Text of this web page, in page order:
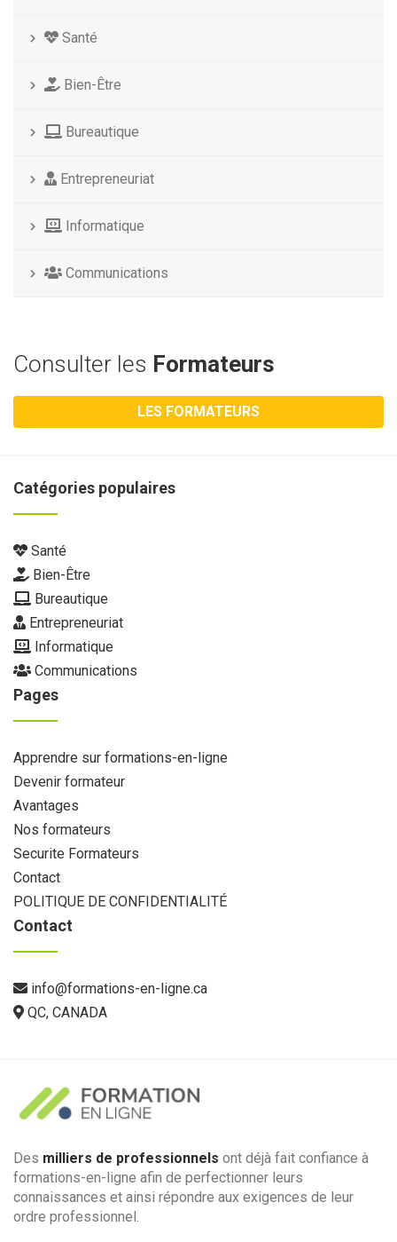
Santé
Bien-Être
Bureautique
Entrepreneuriat
Informatique
Communications
Consulter les Formateurs
LES FORMATEURS
Catégories populaires
Santé
Bien-Être
Bureautique
Entrepreneuriat
Informatique
Communications
Pages
Apprendre sur formations-en-ligne
Devenir formateur
Avantages
Nos formateurs
Securite Formateurs
Contact
POLITIQUE DE CONFIDENTIALITÉ
Contact
info@formations-en-ligne.ca
QC, CANADA
Des milliers de professionnels ont déjà fait confiance à
formations-en-ligne afin de perfectionner leurs
connaissances et ainsi répondre aux exigences de leur
ordre professionnel.